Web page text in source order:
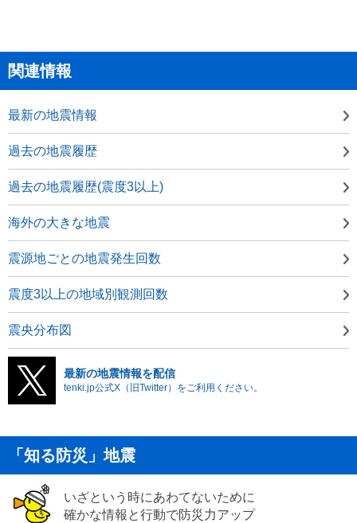
関連情報
最新の地震情報
過去の地震履歴
過去の地震履歴(震度3以上)
海外の大きな地震
震源地ごとの地震発生回数
震度3以上の地域別観測回数
震央分布図
最新の地震情報を配信
tenki.jp公式X（旧Twitter）をご利用ください。
「知る防災」地震
いざという時にあわてないために
確かな情報と行動で防災力アップ